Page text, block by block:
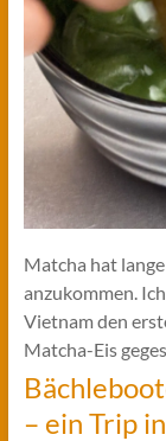
Matcha hat
anzukommen.
Vietnam den
Matcha-Eis
– ein Trip